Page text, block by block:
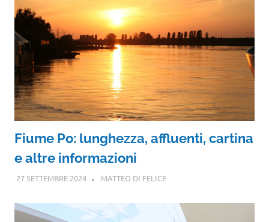
Fiume Po: lunghezza, affluenti, cartina
e altre informazioni
27 SETTEMBRE 2024 MATTEO DI FELICE